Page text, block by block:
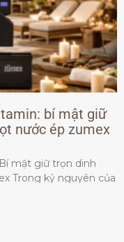
bí mật giữ
nước ép zumex
mật giữ trọn dinh
Trong kỷ nguyên của